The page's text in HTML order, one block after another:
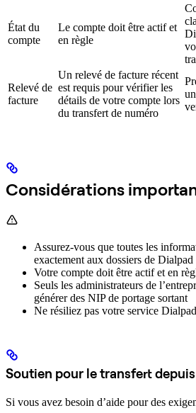
État du
compte
Le compte doit être actif et
en règle
Relevé de
facture
Un relevé de facture récent
est requis pour vérifier les
détails de votre compte lors
du transfert de numéro
Considérations
Assurez-vous que toutes les
exactement aux dossiers de
Votre compte doit être actif et en
Seuls les administrateurs de
générer des NIP de portage sortant
Ne résiliez pas votre service
Soutien pour le transfert
Si vous avez besoin d’aide pour des